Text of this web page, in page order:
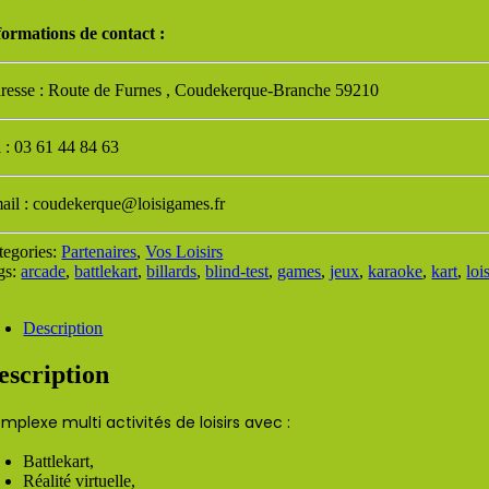
de contact :
: Route de Furnes , Coudekerque-Branche 59210
: 03 61 44 84 63
: coudekerque@loisigames.fr
Partenaires,Vos Loisirs
arcade,battlekart,billards,blind-test, games,jeux,karaoke,kart,
Description
multi activités de loisirs avec :
Battlekart,
Réalité virtuelle,